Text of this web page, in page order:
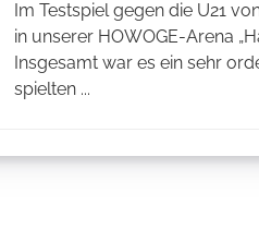
Im Testspiel gegen die U21
in unserer HOWOGE-Arena
Insgesamt war es ein sehr
spielten ...